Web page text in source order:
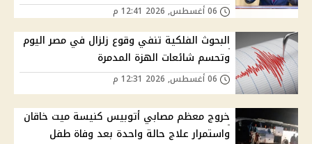
البحوث الفلكية تنفي وقوع زلزال في مصر اليوم
وتحسم شائعات الهزة المدمرة
خروج معظم مصابي أتوبيس كنيسة ميت خاقان
واستمرار علاج حالة واحدة بعد وفاة طفل